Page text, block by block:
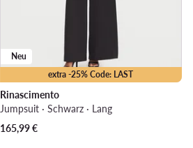
extra -25% Code: LAST
Neu
Rinascimento
Jumpsuit · Schwarz · Lang
165,99€